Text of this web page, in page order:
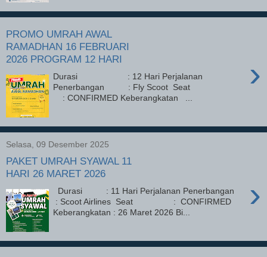
PROMO UMRAH AWAL
RAMADHAN 16 FEBRUARI
2026 PROGRAM 12 HARI
›
Durasi : 12 Hari Perjalanan
Penerbangan : Fly Scoot Seat
: CONFIRMED Keberangkatan ...
Selasa, 09 Desember 2025
PAKET UMRAH SYAWAL 11
HARI 26 MARET 2026
›
Durasi : 11 Hari Perjalanan Penerbangan
: Scoot Airlines Seat : CONFIRMED
Keberangkatan : 26 Maret 2026 Bi...